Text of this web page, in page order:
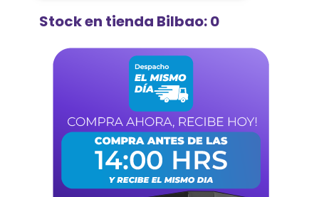
Stock en tienda Bilbao: 0